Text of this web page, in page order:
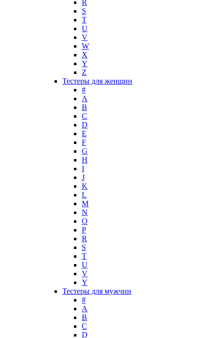
R
S
T
U
V
W
X
Y
Z
Тестеры для женщин
#
A
B
C
D
E
F
G
H
I
J
K
L
M
N
O
P
R
S
T
U
V
Y
Тестеры для мужчин
#
A
B
C
D